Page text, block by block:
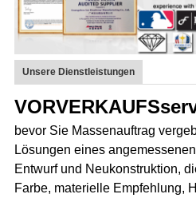
Unsere Dienstleistungen
bevor Sie Massenauftrag
Lösungen eines
Entwurf und Neukonstruktion,
Farbe, materielle Empfehlung,